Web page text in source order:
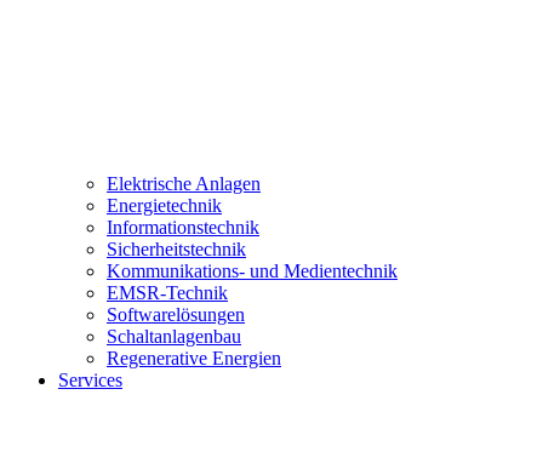
Elektrische Anlagen
Energietechnik
Informationstechnik
Sicherheitstechnik
Kommunikations- und Medientechnik
EMSR-Technik
Softwarelösungen
Schaltanlagenbau
Regenerative Energien
Services